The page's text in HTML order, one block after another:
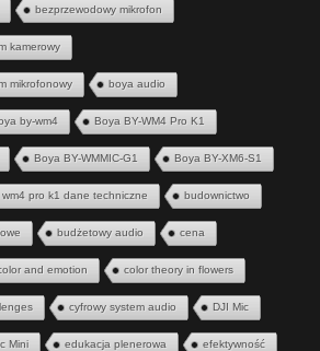
bezprzewodowy mikrofon
kamerowy
mikrofonowy boya audio
by-wm4 Boya BY-WM4 Pro K1
Boya BY-WMMIC-G1 Boya BY-XM6-S1
wm4 pro k1 dane techniczne budownictwo
budżetowy audio cena
and emotion color theory in flowers
cyfrowy system audio DJI Mic
Mini edukacja plenerowa efektywność